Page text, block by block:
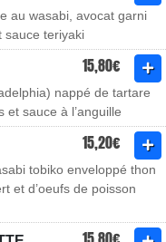
au wasabi, avocat garni
sauce teriyaki
15,80€
nappé de tartare
sauce à l’anguille
15,20€
tobiko enveloppé thon
et d’oeufs de poisson